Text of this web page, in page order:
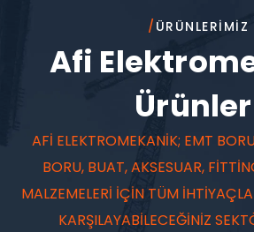
/ ÜRÜNLERIMIZ
Afi
AFİ ELEKTROMEKANİK; EMT
BORU, BUAT, AKSESUAR,
MALZEMELERİ İÇİN TÜM
KARŞILAYABİLECEĞİNİZ